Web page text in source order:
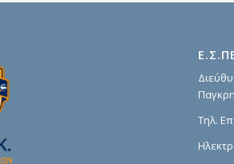
Τηλ.